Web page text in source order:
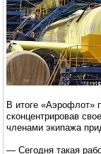
В итоге «Аэрофлот»
сконцентрировав
членами экипажа
— Сегодня такая